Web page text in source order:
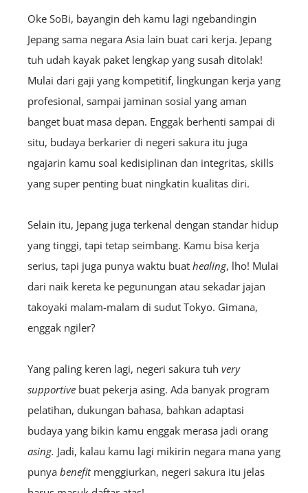
Oke SoBi, bayangin deh kamu lagi ngebandingin
Jepang sama negara Asia lain buat cari kerja. Jepang
tuh udah kayak paket lengkap yang susah ditolak!
Mulai dari gaji yang kompetitif, lingkungan kerja yang
profesional, sampai jaminan sosial yang aman
banget buat masa depan. Enggak berhenti sampai di
situ, budaya berkarier di negeri sakura itu juga
ngajarin kamu soal kedisiplinan dan integritas, skills
yang super penting buat ningkatin kualitas diri.
Selain itu, Jepang juga terkenal dengan standar hidup
yang tinggi, tapi tetap seimbang. Kamu bisa kerja
serius, tapi juga punya waktu buat healing, lho! Mulai
dari naik kereta ke pegunungan atau sekadar jajan
takoyaki malam-malam di sudut Tokyo. Gimana,
enggak ngiler?
Yang paling keren lagi, negeri sakura tuh very
supportive buat pekerja asing. Ada banyak program
pelatihan, dukungan bahasa, bahkan adaptasi
budaya yang bikin kamu enggak merasa jadi orang
asing. Jadi, kalau kamu lagi mikirin negara mana yang
punya benefit menggiurkan, negeri sakura itu jelas